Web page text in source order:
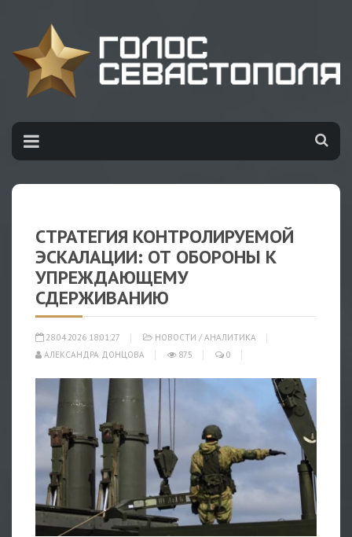
СТРАТЕГИЯ КОНТРОЛИРУЕМОЙ
ЭСКАЛАЦИИ: ОТ ОБОРОНЫ К
УПРЕЖДАЮЩЕМУ
СДЕРЖИВАНИЮ
28.04.2026 18:01:27 НОВОСТИ / АНАЛИТИКА
АЛЕКСАНДРА ДОНЦОВА
875 0